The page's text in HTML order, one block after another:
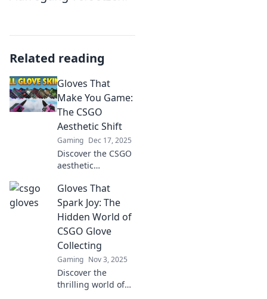
Related reading
Gloves That
Make You Game:
The CSGO
Aesthetic Shift
Gaming Dec 17, 2025
Discover the CSGO
aesthetic
how game-
changing gloves
enhance your
gameplay and style
—level up your
gaming look today!
Gloves That
Spark Joy: The
Hidden World of
CSGO Glove
Collecting
Gaming Nov 3, 2025
Discover the
thrilling world of